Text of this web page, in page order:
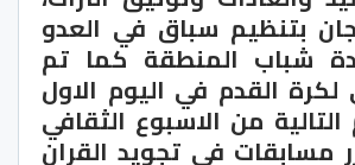
بتنظيم سباق في العدو
شباب المنطقة كما تم
القدم في اليوم الاول
التالية من الاسبوع الثقافي
مسابقات في تجويد القران